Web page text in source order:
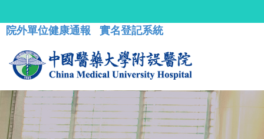
院外單位健康通報 實名登記系統